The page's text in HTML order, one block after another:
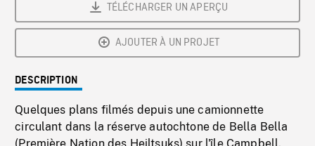
TÉLÉCHARGER UN APERÇU
AJOUTER À UN PROJET
DESCRIPTION
Quelques plans filmés depuis une camionnette
circulant dans la réserve autochtone de Bella Bella